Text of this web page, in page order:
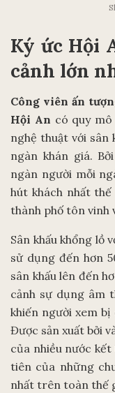
Ký ức Hội
cảnh lớn
Công viên ấn
Hội An có quy
nghệ thuật với sân
ngàn khán giá.
ngàn người mỗi
hút khách nhất
thành phố tôn vinh
Sân khấu khổng lồ
sử dụng đến hơn
sân khấu lên đến
cảnh sự dụng âm
khiến người xem
Được sản xuất bởi
của nhiều nước
tiên của những
nhất trên toàn thế